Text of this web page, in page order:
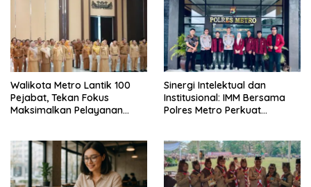
Walikota Metro Lantik 100
Pejabat, Tekan Fokus
Maksimalkan Pelayanan
Sinergi Intelektual dan
Institusional: IMM Bersama
Polres Metro Perkuat